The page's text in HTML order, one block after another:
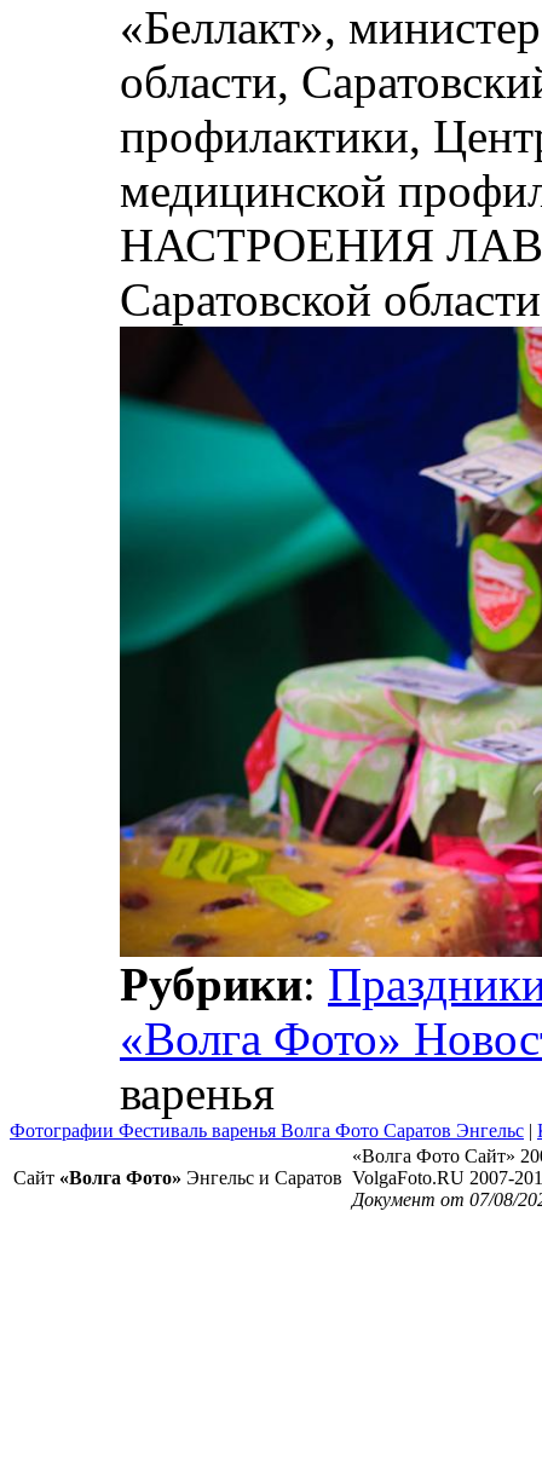
«Беллакт»,
области,
профилактики,
медицинской
НАСТРОЕНИЯ ЛАВ
Саратовской
Рубрики:
«Волга Фото»
варенья
Фотографии Фестиваль варенья Волга Фото Саратов Энгельс |
Сайт «Волга Фото» Энгельс и Саратов
«Волга Фото Сайт»
VolgaFoto.RU 2007-
Документ от 07/08/